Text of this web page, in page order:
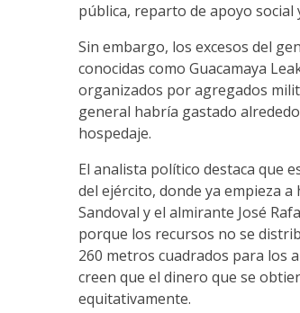
pública, reparto de apoyo social
Sin embargo, los excesos del
conocidas como Guacamaya
organizados por agregados
general habría gastado
hospedaje.
El analista político destaca que
del ejército, donde ya empieza
Sandoval y el almirante José
porque los recursos no se
260 metros cuadrados para los
creen que el dinero que se
equitativamente.